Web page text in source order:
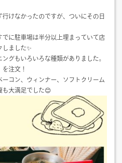
けなかったのですが、ついにその日
に駐車場は半分以上埋まっていて店
しました✨
グもいろいろな種類がありました。
注文！
コン、ウィンナー、ソフトクリーム
も大満足でした😊